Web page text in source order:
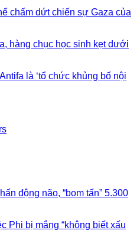
chấm dứt chiến sự Gaza của
hàng chục học sinh kẹt dưới
là ‘tổ chức khủng bố nội
động não, “bom tấn” 5.300
Phi bị mắng “không biết xấu